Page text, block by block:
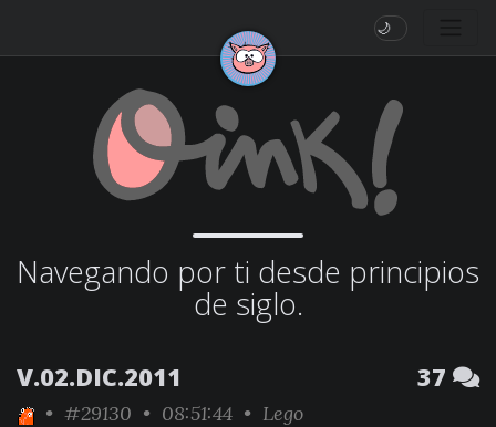
🌙
Navegando por ti desde principios
de siglo.
V.02.DIC.2011 37
• #29130 • 08:51:44 • Lego